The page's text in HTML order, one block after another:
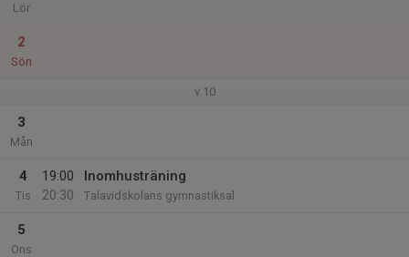
Lör
2
Sön
v.10
3
Mån
4
Tis
19:00
20:30
Inomhusträning
Talavidskolans gymnastiksal
5
Ons